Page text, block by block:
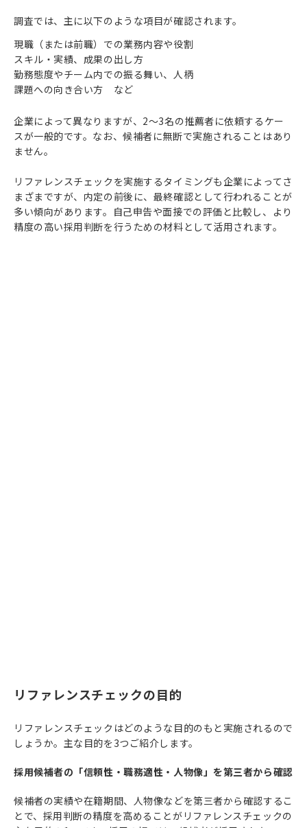
調査では、主に以下のような項目が確認されます。
現職（または前職）での業務内容や役割
スキル・実績、成果の出し方
勤務態度やチーム内での振る舞い、人柄
課題への向き合い方 など
企業によって異なりますが、2〜3名の推薦者に依頼するケー
スが一般的です。なお、候補者に無断で実施されることはあり
ません。
リファレンスチェックを実施するタイミングも企業によってさ
まざまですが、内定の前後に、最終確認として行われることが
多い傾向があります。自己申告や面接での評価と比較し、より
精度の高い採用判断を行うための材料として活用されます。
リファレンスチェックの目的
リファレンスチェックはどのような目的のもと実施されるので
しょうか。主な目的を3つご紹介します。
採用候補者の「信頼性・職務適性・人物像」を第三者から確認
候補者の実績や在籍期間、人物像などを第三者から確認するこ
とで、採用判断の精度を高めることがリファレンスチェックの